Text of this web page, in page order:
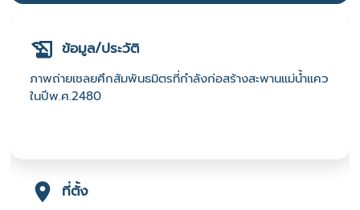
ข้อมูล/ประวัติ
ภาพถ่ายเชลยศึกสัมพันธมิตรที่กำลังก่อสร้างสะพานแม่น้ำแคว
ในปีพ.ศ.2480
ที่ตั้ง